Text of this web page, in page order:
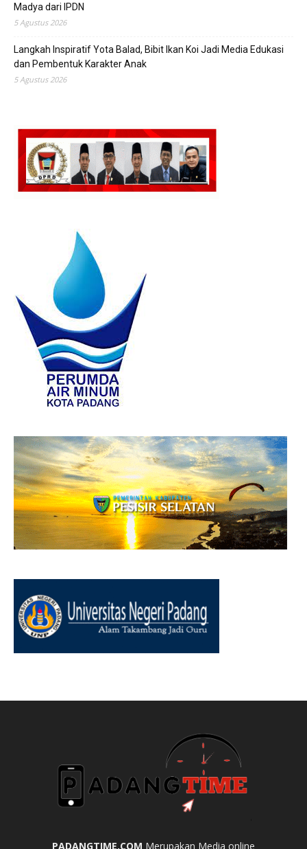
Madya dari IPDN
5 Agustus 2026
Langkah Inspiratif Yota Balad, Bibit Ikan Koi Jadi Media Edukasi
dan Pembentuk Karakter Anak
5 Agustus 2026
PADANGTIME.COM Merupakan Media online